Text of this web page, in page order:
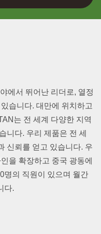
에서 뛰어난 리더로, 열정
습니다. 대만에 위치하고
는 전 세계 다양한 지역
니다. 우리 제품은 전 세
신뢰를 얻고 있습니다. 우
을 확장하고 중국 광동에
명의 직원이 있으며 월간
다.